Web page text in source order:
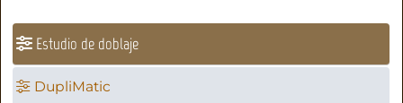
Estudio de doblaje
DupliMatic